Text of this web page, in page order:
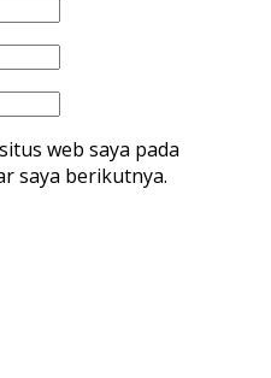
web saya pada
saya berikutnya.